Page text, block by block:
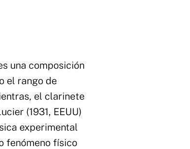
una composición
el rango de
el clarinete
(1931, EEUU)
experimental
fenómeno físico